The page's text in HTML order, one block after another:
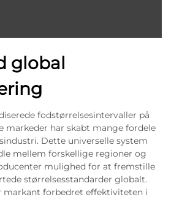
global
fodstørrelsesintervaller på
har skabt mange fordele
Dette universelle system
mellem forskellige regioner og
mulighed for at fremstille
størrelsesstandarder globalt.
markant forbedret effektiviteten i